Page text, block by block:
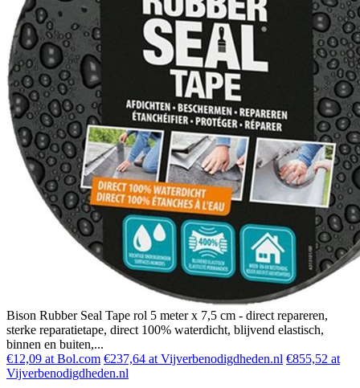
Bison Rubber Seal Tape rol 5 meter x 7,5 cm - direct repareren,
sterke reparatietape, direct 100% waterdicht, blijvend elastisch,
binnen en buiten,...
€12,09 at Bol.com €237,64 at Vijverbenodigdheden.nl €855,52 at
Vijverbenodigdheden.nl